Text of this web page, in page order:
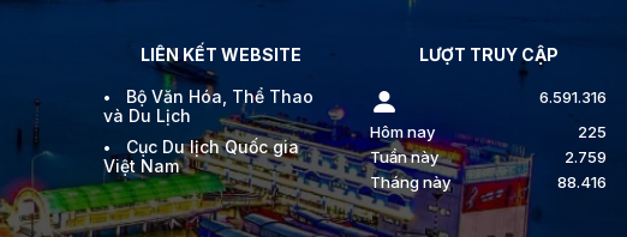
LIÊN KẾT WEBSITE
Bộ Văn Hóa, Thể Thao
và Du Lịch
Cục Du lịch Quốc gia
Việt Nam
LƯỢT TRUY CẬP
6.591.316
Hôm nay
225
Tuần này
2.759
Tháng này
88.416